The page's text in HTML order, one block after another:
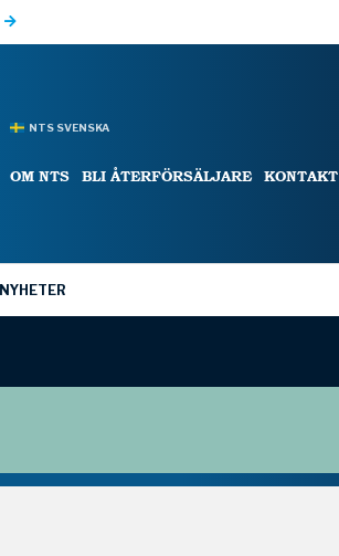
NTS SVENSKA
OM NTS BLI ÅTERFÖRSÄLJARE KONTAKT
NYHETER